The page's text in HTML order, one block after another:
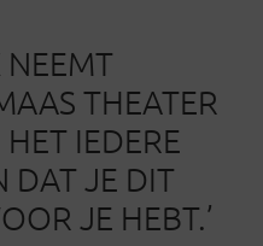
THEATER
IEDERE
DAT JE DIT
JE HEBT.’